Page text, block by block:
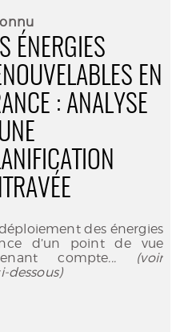
ÉNERGIES
EN
: ANALYSE
des énergies
d’un point de vue
compte... (voir
dessous)